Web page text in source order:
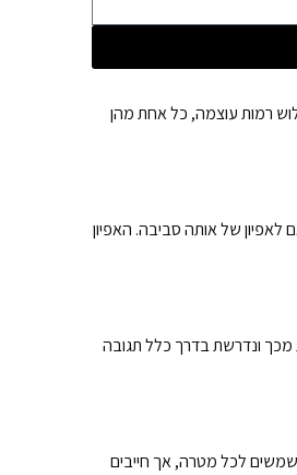
גורם להפעלת האזעקה בשלוש רמות עוצמה, כל אחת מהן
של אותה סביבה. האפיון
או עשן הפירוט מופחת מכך ונדרשת בדרך כלל תגובה
לכל מטרה, אך חייבים